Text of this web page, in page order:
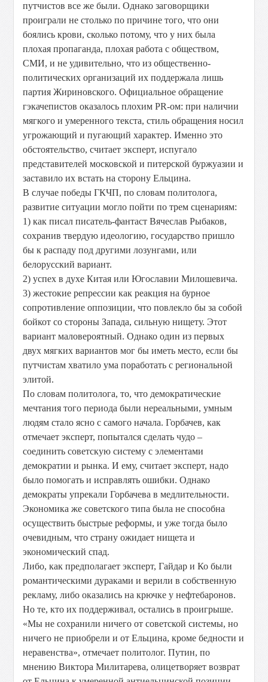
путчистов все же были. Однако заговорщики
проиграли не столько по причине того, что они
боялись крови, сколько потому, что у них была
плохая пропаганда, плохая работа с обществом,
СМИ, и не удивительно, что из общественно-
политических организаций их поддержала лишь
партия Жириновского. Официальное обращение
гэкачепистов оказалось плохим PR-ом: при наличии
мягкого и умеренного текста, стиль обращения носил
угрожающий и пугающий характер. Именно это
обстоятельство, считает эксперт, испугало
представителей московской и питерской буржуазии и
заставило их встать на сторону Ельцина.
В случае победы ГКЧП, по словам политолога,
развитие ситуации могло пойти по трем сценариям:
1) как писал писатель-фантаст Вячеслав Рыбаков,
сохранив твердую идеологию, государство пришло
бы к распаду под другими лозунгами, или
белорусский вариант.
2) успех в духе Китая или Югославии Милошевича.
3) жестокие репрессии как реакция на бурное
сопротивление оппозиции, что повлекло бы за собой
бойкот со стороны Запада, сильную нищету. Этот
вариант маловероятный. Однако один из первых
двух мягких вариантов мог бы иметь место, если бы
путчистам хватило ума поработать с региональной
элитой.
По словам политолога, то, что демократические
мечтания того периода были нереальными, умным
людям стало ясно с самого начала. Горбачев, как
отмечает эксперт, попытался сделать чудо –
соединить советскую систему с элементами
демократии и рынка. И ему, считает эксперт, надо
было помогать и исправлять ошибки. Однако
демократы упрекали Горбачева в медлительности.
Экономика же советского типа была не способна
осуществить быстрые реформы, и уже тогда было
очевидным, что страну ожидает нищета и
экономический спад.
Либо, как предполагает эксперт, Гайдар и Ко были
романтическими дураками и верили в собственную
рекламу, либо оказались на крючке у нефтебаронов.
Но те, кто их поддерживал, остались в проигрыше.
«Мы не сохранили ничего от советской системы, но
ничего не приобрели и от Ельцина, кроме бедности и
неравенства», отмечает политолог. Путин, по
мнению Виктора Милитарева, олицетворяет возврат